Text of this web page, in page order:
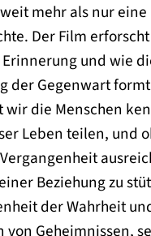
weit mehr als nur eine
Der Film
und wie
der Gegenwart
wir die Menschen
Leben teilen, und
Beziehung zu
der Wahrheit
von Geheimnissen,